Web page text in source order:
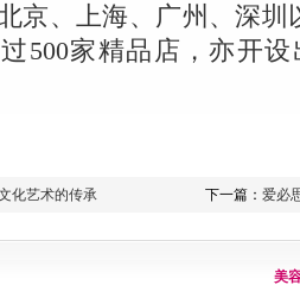
京、上海、广州、深圳
500家精品店，亦开
化艺术的传承 下一篇： 爱必
美